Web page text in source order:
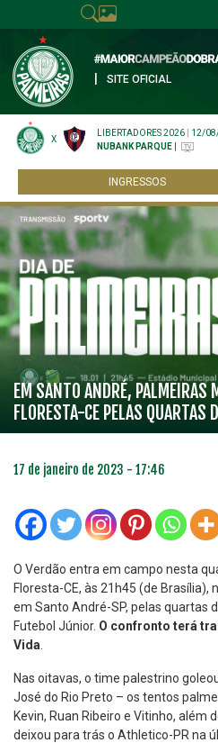
SITE OFICIAL
X
LIBERTADORES 2026 12/
NUBANK PARQUE
INGRESSOS
EM SANTO ANDRÉ, PALMEIRAS
FLORESTA-CE PELAS QUARTAS
17 de janeiro de 2023 - 17:46
O Verdão entra em campo nesta
Floresta-CE, às 21h45 (de Brasília),
em Santo André-SP, pelas quartas
Futebol Júnior. O confronto terá
Vida
Nas oitavas, o time palestrino
José do Rio Preto – os tentos
Kevin, Ruan Ribeiro e Vitinho, além
deixou para trás o Athletico-PR na